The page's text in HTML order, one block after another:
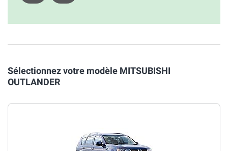
Sélectionnez votre modèle MITSUBISHI
OUTLANDER